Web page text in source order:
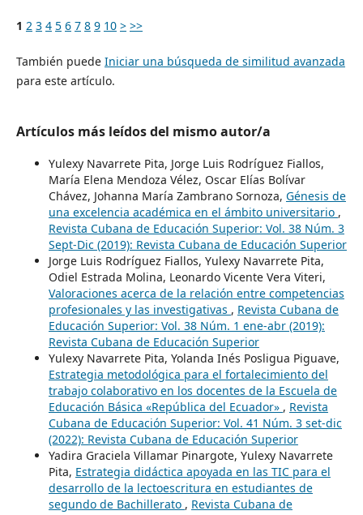
1 2 3 4 5 6 7 8 9 10 > >>
También puede Iniciar una búsqueda de similitud avanzada
para este artículo.
Artículos más leídos del mismo autor/a
Yulexy Navarrete Pita, Jorge Luis Rodríguez Fiallos,
María Elena Mendoza Vélez, Oscar Elías Bolívar
Chávez, Johanna María Zambrano Sornoza, Génesis de
una excelencia académica en el ámbito universitario ,
Revista Cubana de Educación Superior: Vol. 38 Núm. 3
Sept-Dic (2019): Revista Cubana de Educación Superior
Jorge Luis Rodríguez Fiallos, Yulexy Navarrete Pita,
Odiel Estrada Molina, Leonardo Vicente Vera Viteri,
Valoraciones acerca de la relación entre competencias
profesionales y las investigativas , Revista Cubana de
Educación Superior: Vol. 38 Núm. 1 ene-abr (2019):
Revista Cubana de Educación Superior
Yulexy Navarrete Pita, Yolanda Inés Posligua Piguave,
Estrategia metodológica para el fortalecimiento del
trabajo colaborativo en los docentes de la Escuela de
Educación Básica «República del Ecuador» , Revista
Cubana de Educación Superior: Vol. 41 Núm. 3 set-dic
(2022): Revista Cubana de Educación Superior
Yadira Graciela Villamar Pinargote, Yulexy Navarrete
Pita, Estrategia didáctica apoyada en las TIC para el
desarrollo de la lectoescritura en estudiantes de
segundo de Bachillerato , Revista Cubana de